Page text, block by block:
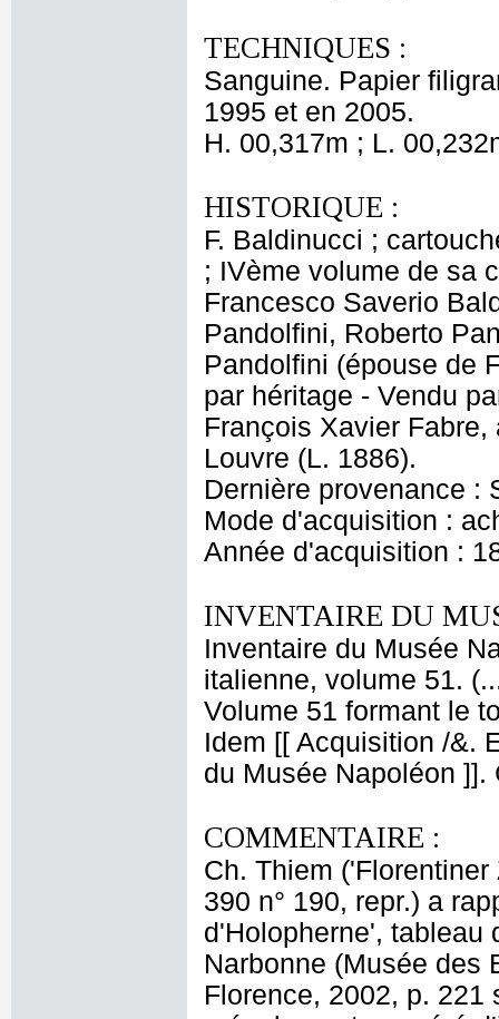
TECHNIQUES :
Sanguine. Papier
1995 et en 2005.
H. 00,317m ; L.
HISTORIQUE :
F. Baldinucci ;
; IVème volume de sa
Francesco Saverio
Pandolfini, Roberto
Pandolfini (épouse de
par héritage - Vendu
François Xavier
Louvre (L. 1886).
Dernière provenance :
Mode d'acquisition :
Année d'acquisition :
INVENTAIRE DU
Inventaire du Musée
italienne, volume 51.
Volume 51 formant le
Idem [[ Acquisition /&.
du Musée Napoléon ]].
COMMENTAIRE :
Ch. Thiem
390 n° 190, repr.) a
d'Holopherne', tableau
Narbonne (Musée des
Florence, 2002, p. 221